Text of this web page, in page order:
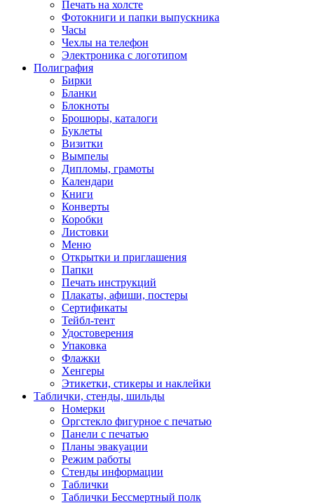
Печать на холсте
Фотокниги и папки выпускника
Часы
Чехлы на телефон
Электроника с логотипом
Полиграфия
Бирки
Бланки
Блокноты
Брошюры, каталоги
Буклеты
Визитки
Вымпелы
Дипломы, грамоты
Календари
Книги
Конверты
Коробки
Листовки
Меню
Открытки и приглашения
Папки
Печать инструкций
Плакаты, афиши, постеры
Сертификаты
Тейбл-тент
Удостоверения
Упаковка
Флажки
Хенгеры
Этикетки, стикеры и наклейки
Таблички, стенды, шильды
Номерки
Оргстекло фигурное с печатью
Панели с печатью
Планы эвакуации
Режим работы
Стенды информации
Таблички
Таблички Бессмертный полк